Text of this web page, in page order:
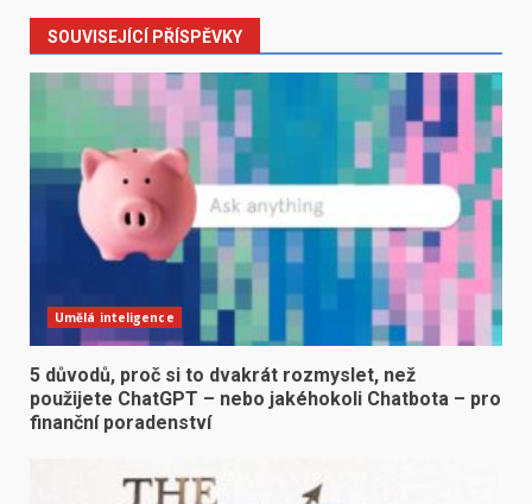
SOUVISEJÍCÍ PŘÍSPĚVKY
Umělá inteligence
5 důvodů, proč si to dvakrát rozmyslet, než
použijete ChatGPT – nebo jakéhokoli Chatbota – pro
finanční poradenství